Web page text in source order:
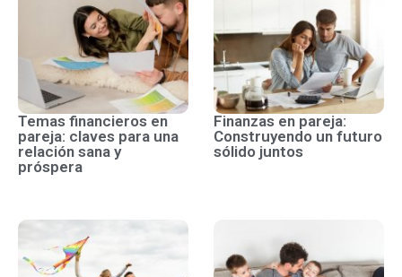
Temas financieros en
pareja: claves para una
relación sana y
próspera
Finanzas en pareja:
Construyendo un futuro
sólido juntos